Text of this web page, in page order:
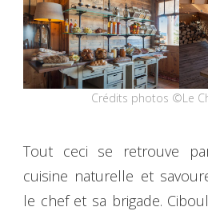
Crédits photos ©Le
Tout ceci se retrouve
cuisine naturelle et
le chef et sa brigade.